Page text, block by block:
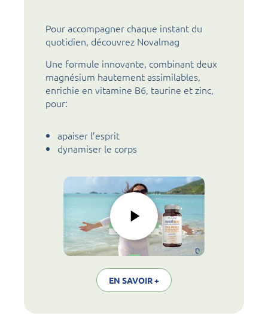
Pour accompagner chaque instant du
quotidien, découvrez Novalmag
Une formule innovante, combinant deux
magnésium hautement assimilables,
enrichie en vitamine B6, taurine et zinc,
pour:
apaiser l’esprit
dynamiser le corps
EN SAVOIR +